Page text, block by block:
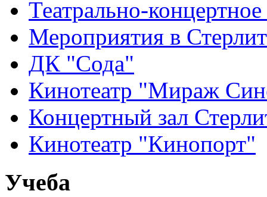
Театрально-
Мероприятия в
ДК "Сода"
Кинотеатр "Мираж
Концертный зал
Кинотеатр "Кинопорт"
Учеба